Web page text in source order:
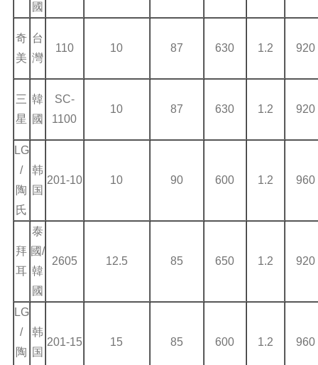
國
奇
美
台
灣
110 10 87 630 1.2 920
三
星
韓
國
SC-
1100
10 87 630 1.2 920
LG
/
陶
氏
韩
国
201-10 10 90 600 1.2 960
拜
耳
泰
國/
韓
國
2605 12.5 85 650 1.2 920
LG
/
陶
韩
国
201-15 15 85 600 1.2 960